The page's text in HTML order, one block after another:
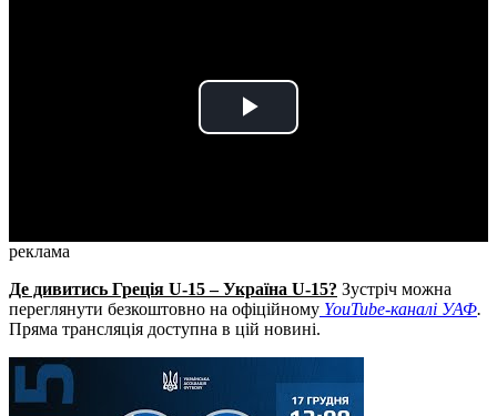
Play
реклама
Де дивитись Греція U-15 – Україна U-15? Зустріч можна
переглянути безкоштовно на офіційному YouTube-каналі УАФ.
Пряма трансляція доступна в цій новині.